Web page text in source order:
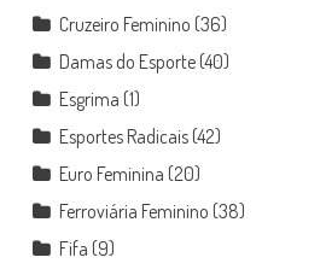
Cruzeiro Feminino (36)
Damas do Esporte(40)
Esgrima (1)
Esportes Radicais(42)
Euro Feminina (20)
Ferroviária Feminino (38)
Fifa (9)